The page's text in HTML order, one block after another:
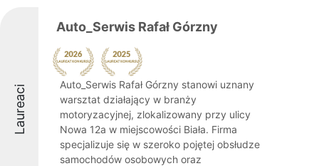
Laureaci
Auto_Serwis Rafał Górzny
Auto_Serwis Rafał Górzny stanowi uznany
warsztat działający w branży
motoryzacyjnej, zlokalizowany przy ulicy
Nowa 12a w miejscowości Biała. Firma
specjalizuje się w szeroko pojętej obsłudze
samochodów osobowych oraz